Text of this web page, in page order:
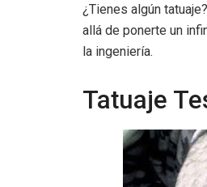
¿Tienes algún
allá de ponerte un
la ingeniería.
Tatuaje